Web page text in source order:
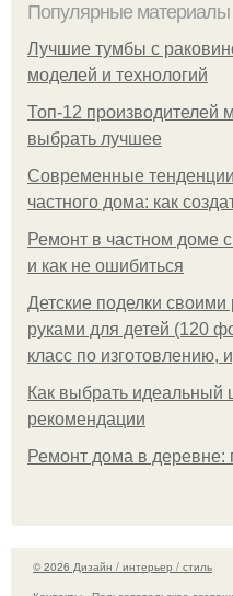
Популярные материалы
Лучшие тумбы с
моделей и технологий
Топ-12 производителей
выбрать лучшее
Современные
частного дома: как
Ремонт в частном доме
и как не ошибиться
Детские поделки
руками для детей (120
класс по изготовлению,
Как выбрать идеальный
рекомендации
Ремонт дома в деревне:
© 2026 Дизайн / интерьер / стиль